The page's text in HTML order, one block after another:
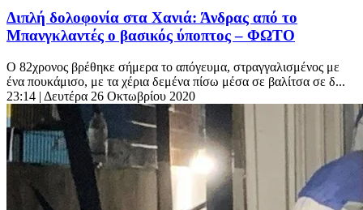
Διπλή δολοφονία στα Χανιά: Άνδρας από το
Μπανγκλαντές ο βασικός ύποπτος – ΦΩΤΟ
Ο 82χρονος βρέθηκε σήμερα το απόγευμα, στραγγαλισμένος με
ένα πουκάμισο, με τα χέρια δεμένα πίσω μέσα σε βαλίτσα σε δ...
23:14 | Δευτέρα 26 Οκτωβρίου 2020